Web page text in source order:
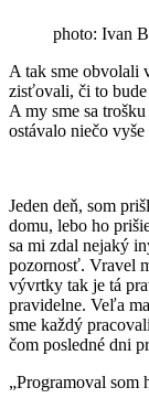
photo: Ivan
A tak sme obvolali
zisťovali, či to bude
A my sme sa
ostávalo niečo vyše
Jeden deň, som
domu, lebo ho
sa mi zdal nejaký
pozornosť. Vravel
vývrtky tak je tá
pravidelne. Veľa
sme každý
čom posledné dni
„Programoval som